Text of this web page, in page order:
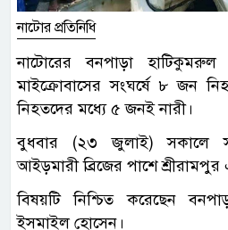
নাটোর প্রতিনিধি
নাটোরের বনপাড়া হাটিকুমরুল
মাইক্রোবাসের সংঘর্ষে ৮ জন
নিহতদের মধ্যে ৫ জনই নারী।
বুধবার (২৩ জুলাই) সকালে
আইড়মারী ব্রিজের পাশে
বিষয়টি নিশ্চিত করেছেন
ইসমাইল হোসেন।